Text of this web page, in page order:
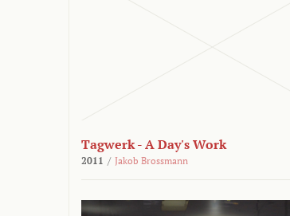
Tagwerk - A Day's Work
2011 / Jakob Brossmann